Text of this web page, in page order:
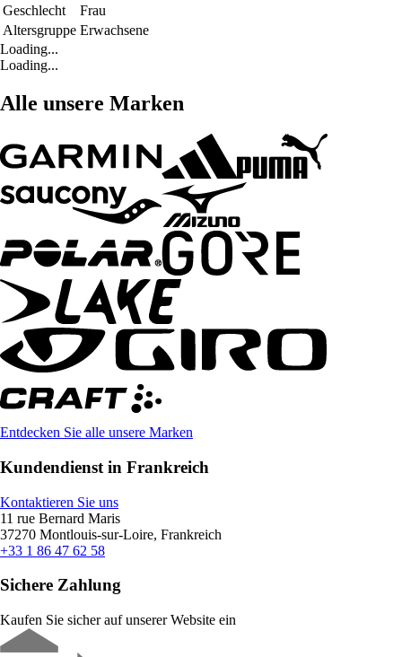
Geschlecht
Frau
Altersgruppe Erwachsene
Loading...
Loading...
Alle unsere Marken
Entdecken Sie alle unsere Marken
Kundendienst in Frankreich
Kontaktieren Sie uns
11 rue Bernard Maris
37270 Montlouis-sur-Loire, Frankreich
+33 1 86 47 62 58
Sichere Zahlung
Kaufen Sie sicher auf unserer Website ein